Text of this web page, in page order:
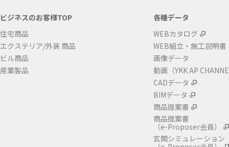
ビジネスのお客様TOP
住宅商品
エクステリア/外装 商品
ビル商品
産業製品
各種データ
WEBカタログ
WEB組立・施工説明書
画像データ
動画（YKK AP
CADデータ
BIMデータ
商品提案書
商品提案書
（e-Proposer会員）
玄関シミュレーション